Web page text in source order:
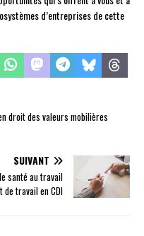
d’entreprises de cette
droit des valeurs mobilières
SUIVANT
santé au travail
de travail en CDI